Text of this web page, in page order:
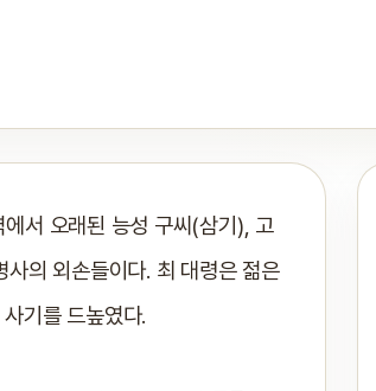
에서 오래된 능성 구씨(삼기), 고
의 외손들이다. 최 대령은 젊은
기를 드높였다.